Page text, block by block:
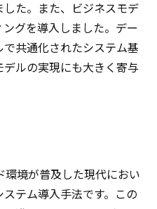
た。また、ビジネスモデ
グを導入しました。デー
共通化されたシステム基
ルの実現にも大きく寄与
境が普及した現代におい
テム導入手法です。この